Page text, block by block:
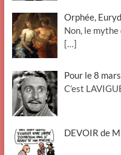
Orphée,
Non, le mythe
[…]
Pour le 8 mars.
C’est
DEVOIR de